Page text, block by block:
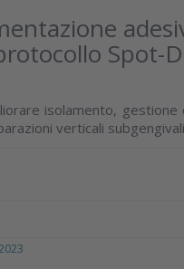
Spot-
isolamento,
verticali